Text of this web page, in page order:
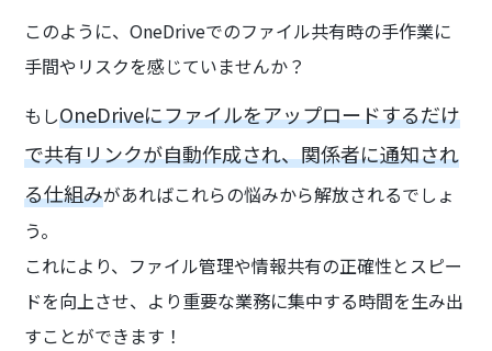
このように、OneDriveでのファイル共有時の手作業に
手間やリスクを感じていませんか？
もしOneDriveにファイルをアップロードするだけ
で共有リンクが自動作成され、関係者に通知され
る仕組みがあればこれらの悩みから解放されるでしょ
う。
これにより、ファイル管理や情報共有の正確性とスピー
ドを向上させ、より重要な業務に集中する時間を生み出
すことができます！